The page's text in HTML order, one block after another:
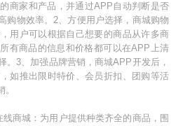
商家和产品，并通过APP自动判断是否
购物效率。2、方便用户选择，商城购物
用户可以根据自己想要的商品从许多商
有商品的信息和价格都可以在APP上清
。3、加强品牌营销，商城APP开发后，
如推出限时特价、会员折扣、团购等活
商城：为用户提供种类齐全的商品，围